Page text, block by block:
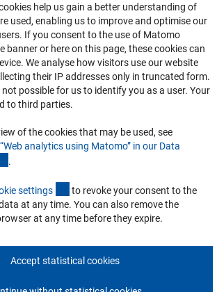
с российскими партнёрскими
(FAQ)
DFG directly in your mailbox.
конфиденциальности
help us gain a better understanding of
used, enabling us to improve and optimise our
If you consent to the use of Matomo
banner or here on this page, these cookies can
We analyse how visitors use our website
their IP addresses only in truncated form.
possible for us to identify you as a user. Your
to third parties.
of the cookies that may be used, see
analytics using Matomo” in our Data
.
settings (externer Link)
to revoke your consent to the
at any time. You can also remove the
at any time before they expire.
Accept statistical cookies